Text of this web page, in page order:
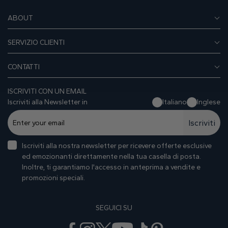
Tipo di metallo
Oro Bianco
ABOUT
SERVIZIO CLIENTI
CONTATTI
ISCRIVITI CON UN EMAIL
Iscriviti alla Newsletter in
Italiano Inglese
Iscriviti
Iscriviti alla nostra newsletter per ricevere offerte esclusive
ed emozionanti direttamente nella tua casella di posta.
Inoltre, ti garantiamo I'accesso in anteprima a vendite e
promozioni speciali.
SEGUICI SU